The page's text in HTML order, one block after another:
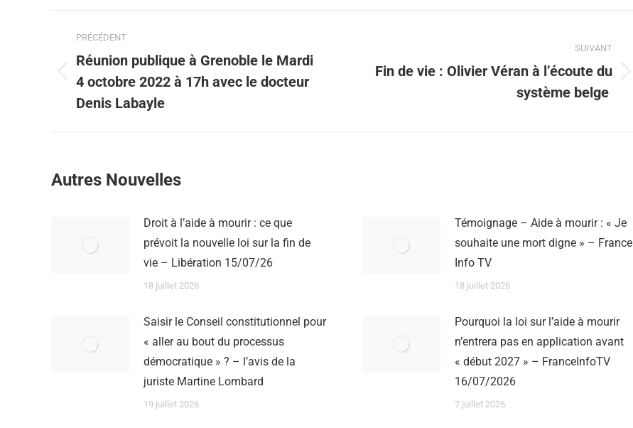
PRÉCÉDENT
Réunion publique à Grenoble le Mardi
4 octobre 2022 à 17h avec le docteur
Denis Labayle
SUIVANT
Fin de vie : Olivier Véran à l’écoute du
système belge
Autres Nouvelles
Droit à l’aide à mourir : ce que
prévoit la nouvelle loi sur la fin de
vie – Libération 15/07/26
18 juillet 2026
Témoignage – Aide à mourir : « Je
souhaite une mort digne » – France
Info TV
18 juillet 2026
Saisir le Conseil constitutionnel pour
« aller au bout du processus
démocratique » ? – l’avis de la
juriste Martine Lombard
19 juillet 2026
Pourquoi la loi sur l’aide à mourir
n’entrera pas en application avant
« début 2027 » – FranceInfoTV
16/07/2026
7 juillet 2026